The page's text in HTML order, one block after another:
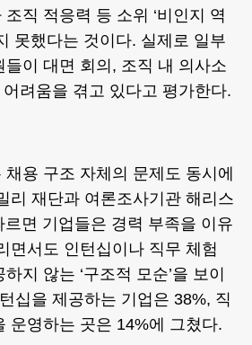
직 적응력 등 소위 ‘비인지 역
못했다는 것이다. 실제로 일부
들이 대면 회의, 조직 내 의사소
려움을 겪고 있다고 평가한다.
채용 구조 자체의 문제도 동시에
리 재단과 여론조사기관 해리스
면 기업들은 경력 부족을 이유
면서도 인턴십이나 직무 체험
지 않는 ‘구조적 모순’을 보이
십을 제공하는 기업은 38%, 직
운영하는 곳은 14%에 그쳤다.